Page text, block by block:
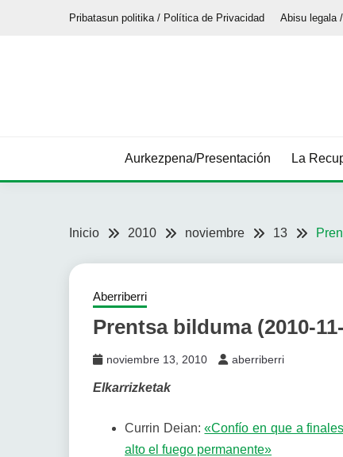
Pribatasun politika / Política de Privacidad Abisu legala
Aurkezpena/Presentación La
Inicio 2010 noviembre 13
Aberriberri
Prentsa bilduma (2010-
noviembre 13, 2010 aberriberri
Elkarrizketak
Currin Deian:«Confío en que a
alto el fuego permanente»